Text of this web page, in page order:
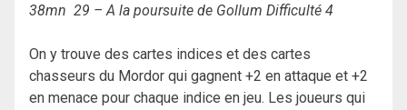
38mn 29 – A la poursuite de Gollum Difficulté 4
On y trouve des cartes indices et des cartes
chasseurs du Mordor qui gagnent +2 en attaque et +2
en menace pour chaque indice en jeu. Les joueurs qui